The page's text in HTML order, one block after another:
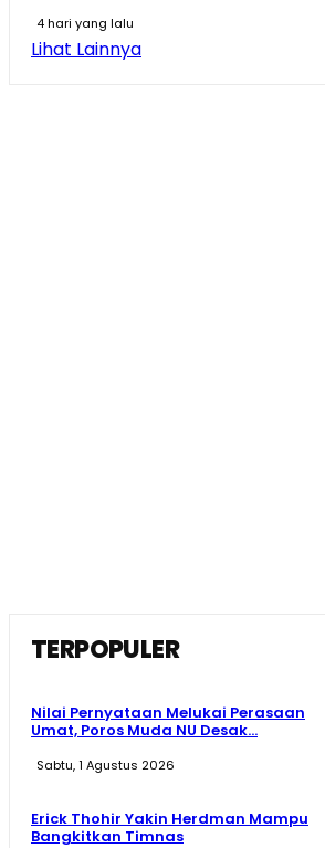
4 hari yang lalu
Lihat Lainnya
TERPOPULER
Nilai Pernyataan Melukai Perasaan
Umat, Poros Muda NU Desak...
Sabtu, 1 Agustus 2026
Erick Thohir Yakin Herdman Mampu
Bangkitkan Timnas